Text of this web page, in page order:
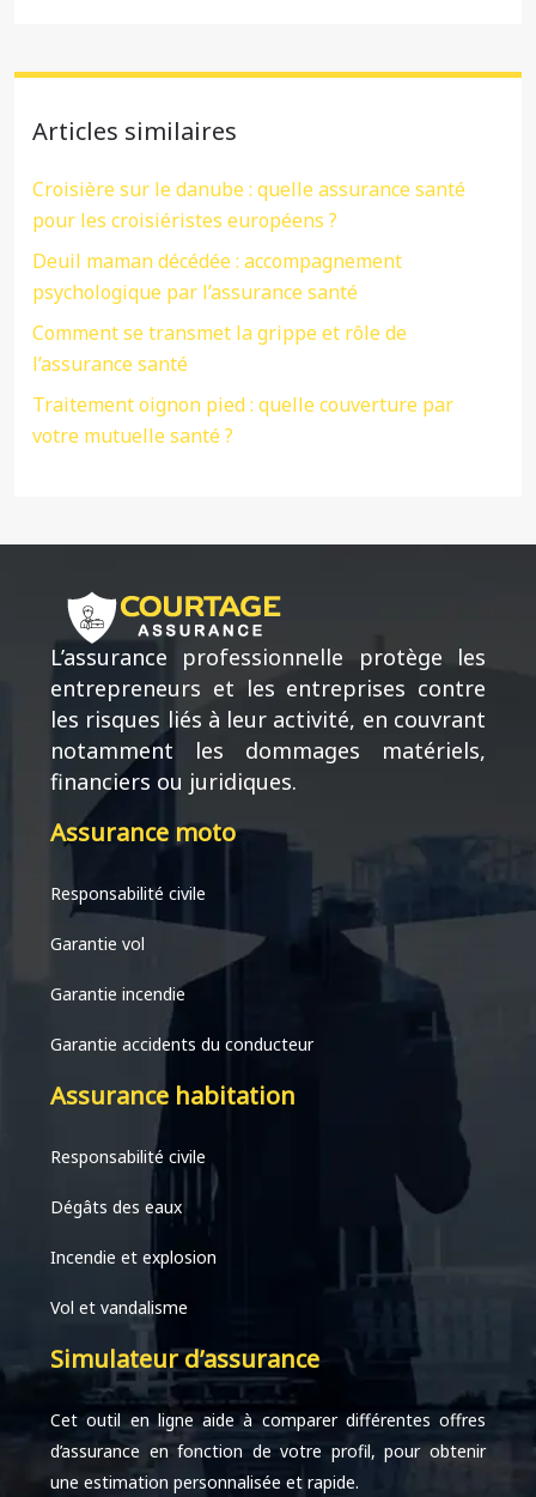
Articles similaires
Croisière sur le danube : quelle assurance santé
pour les croisiéristes européens ?
Deuil maman décédée : accompagnement
psychologique par l’assurance santé
Comment se transmet la grippe et rôle de
l’assurance santé
Traitement oignon pied : quelle couverture par
votre mutuelle santé ?
L’assurance professionnelle protège les
entrepreneurs et les entreprises contre
les risques liés à leur activité, en couvrant
notamment les dommages matériels,
financiers ou juridiques.
Assurance moto
Responsabilité civile
Garantie vol
Garantie incendie
Garantie accidents du conducteur
Assurance habitation
Responsabilité civile
Dégâts des eaux
Incendie et explosion
Vol et vandalisme
Simulateur d’assurance
Cet outil en ligne aide à comparer différentes offres
d’assurance en fonction de votre profil, pour obtenir
une estimation personnalisée et rapide.